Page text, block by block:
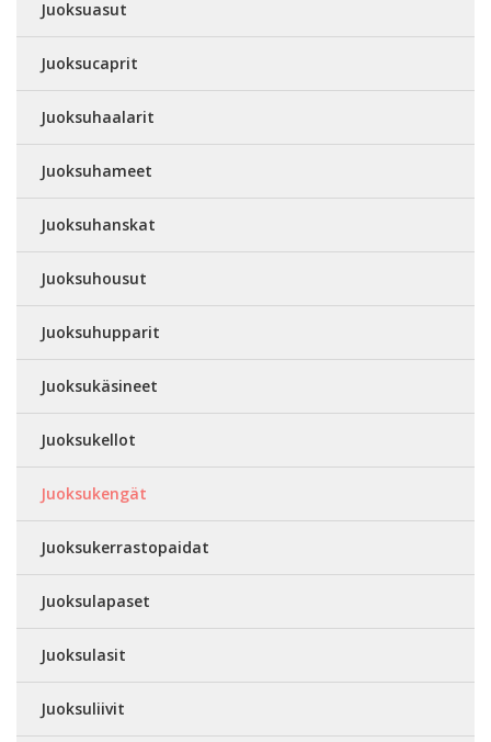
Juoksuasut
Juoksucaprit
Juoksuhaalarit
Juoksuhameet
Juoksuhanskat
Juoksuhousut
Juoksuhupparit
Juoksukäsineet
Juoksukellot
Juoksukengät
Juoksukerrastopaidat
Juoksulapaset
Juoksulasit
Juoksuliivit